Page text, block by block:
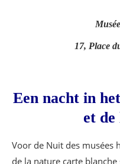
17, Place
Een nacht in
et
Voor de Nuit des musées
de la nature carte